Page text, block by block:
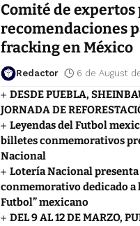
Comité de expertos
recomendaciones
fracking en México
Redactor 6 de August
DESDE PUEBLA,
JORNADA DE
Leyendas del Futbol
billetes conmemorativos
Nacional
Lotería Nacional
conmemorativo dedicado a
Futbol” mexicano
DEL 9 AL 12 DE MARZO,